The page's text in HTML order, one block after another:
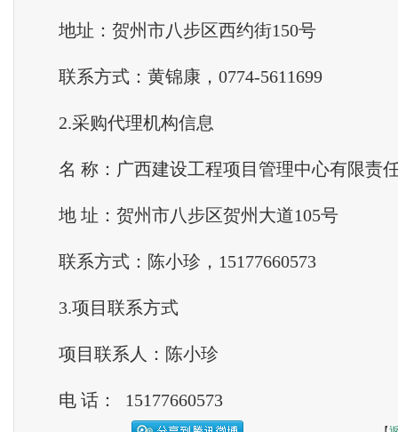
地址：贺州市八步区西约街150号
联系方式：黄锦康，0774-5611699
2.采购代理机构信息
名 称：广西建设工程项目管理中心有限责
地 址：贺州市八步区贺州大道105号
联系方式：陈小珍，15177660573
3.项目联系方式
项目联系人：陈小珍
电 话： 15177660573